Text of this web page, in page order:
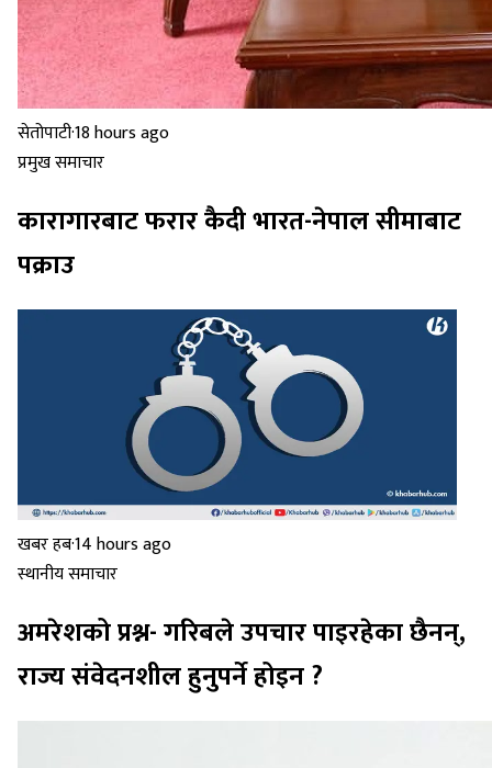
सेतोपाटी·18 hours ago
प्रमुख समाचार
कारागारबाट फरार कैदी भारत-नेपाल सीमाबाट
पक्राउ
खबर हब·14 hours ago
स्थानीय समाचार
अमरेशको प्रश्न- गरिबले उपचार पाइरहेका छैनन्,
राज्य संवेदनशील हुनुपर्ने होइन ?